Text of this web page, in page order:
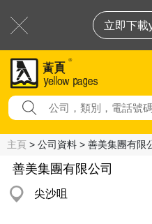
立即下載
主頁 > 公司資料 > 善美集團有限
善美集團有限公司
尖沙咀